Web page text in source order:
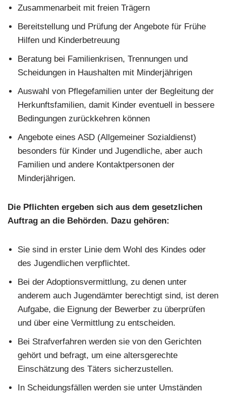
Zusammenarbeit mit freien Trägern
Bereitstellung und Prüfung der Angebote für Frühe
Hilfen und Kinderbetreuung
Beratung bei Familienkrisen, Trennungen und
Scheidungen in Haushalten mit Minderjährigen
Auswahl von Pflegefamilien unter der Begleitung der
Herkunftsfamilien, damit Kinder eventuell in bessere
Bedingungen zurückkehren können
Angebote eines ASD (Allgemeiner Sozialdienst)
besonders für Kinder und Jugendliche, aber auch
Familien und andere Kontaktpersonen der
Minderjährigen.
Die Pflichten ergeben sich aus dem gesetzlichen
Auftrag an die Behörden. Dazu gehören:
Sie sind in erster Linie dem Wohl des Kindes oder
des Jugendlichen verpflichtet.
Bei der Adoptionsvermittlung, zu denen unter
anderem auch Jugendämter berechtigt sind, ist deren
Aufgabe, die Eignung der Bewerber zu überprüfen
und über eine Vermittlung zu entscheiden.
Bei Strafverfahren werden sie von den Gerichten
gehört und befragt, um eine altersgerechte
Einschätzung des Täters sicherzustellen.
In Scheidungsfällen werden sie unter Umständen